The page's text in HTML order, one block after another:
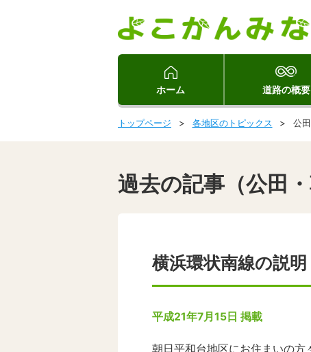
ホーム 道路の概要
トップページ 各地区のトピックス 公
過去の記事（公田・
横浜環状南線の説
平成21年7月15日 掲載
朝日平和台地区にお住まいの方